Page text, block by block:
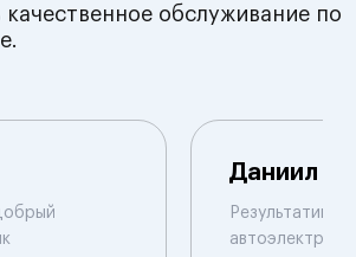
качественное обслуживание по
Даниил
автоэлектрик и